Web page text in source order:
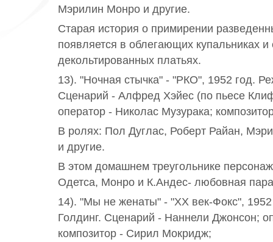
Мэрилин Монро и другие.
Старая история о примирении
появляется в облегающих купальниках
декольтированных платьях.
13). "Ночная стычка" - "РКО", 1952 год.
Сценарий - Алфред Хэйес (по пьесе
оператор - Николас Музурака;
В ролях: Пол Дуглас, Роберт Райан,
и другие.
В этом домашнем треугольнике
Одетса, Монро и К.Андес- любовная
14). "Мы не женаты" - "ХХ век-Фокс",
Голдинг. Сценарий - Наннели Джонсон;
композитор - Сирил Мокридж;